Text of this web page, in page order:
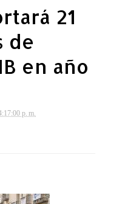
21
de
en año
p. m.